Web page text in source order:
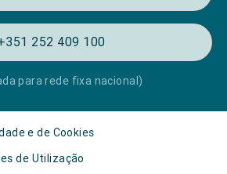
252 409 100
para rede fixa nacional)
e de Cookies
de Utilização